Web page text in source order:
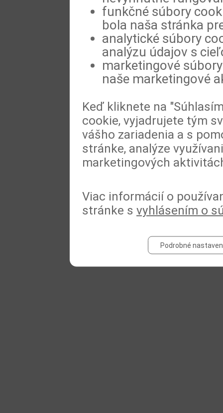
funkčné súbory
bola naša stránka
analytické súbory
analýzu údajov s
marketingové
naše marketingové
Keď kliknete na
cookie, vyjadrujete tým
vášho zariadenia a s
stránke, analýze
marketingových
Viac informácií o
stránke s vyhlásením o
Podrobné